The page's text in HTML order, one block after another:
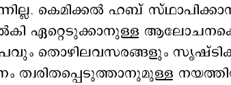
കെമിക്കൽ ഹബ്
ഏറ്റെടുക്കാനുള്ള
തൊഴിലവസരങ്ങളും
ത്വരിതപ്പെടുത്താനുമുള്ള